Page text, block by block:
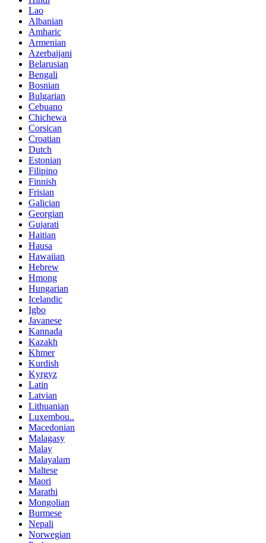
Lao
Albanian
Amharic
Armenian
Azerbaijani
Belarusian
Bengali
Bosnian
Bulgarian
Cebuano
Chichewa
Corsican
Croatian
Dutch
Estonian
Filipino
Finnish
Frisian
Galician
Georgian
Gujarati
Haitian
Hausa
Hawaiian
Hebrew
Hmong
Hungarian
Icelandic
Igbo
Javanese
Kannada
Kazakh
Khmer
Kurdish
Kyrgyz
Latin
Latvian
Lithuanian
Luxembou..
Macedonian
Malagasy
Malay
Malayalam
Maltese
Maori
Marathi
Mongolian
Burmese
Nepali
Norwegian